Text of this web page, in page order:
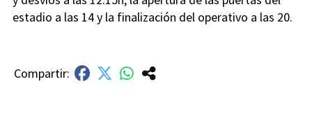
estadio a las 14 y la finalización del operativo a las 20.